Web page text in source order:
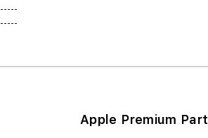
Apple Premium